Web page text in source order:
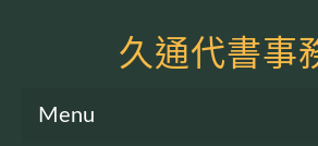
久通代書事
Menu